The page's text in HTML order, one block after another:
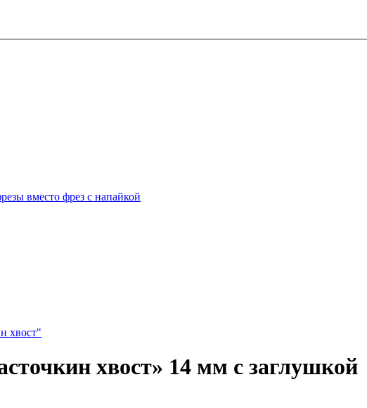
вместо фрез с напайкой
хвост"
хвост» 14 мм с заглушкой